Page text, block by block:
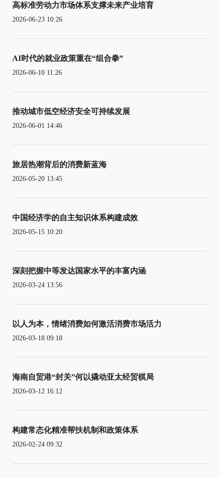
高标准劳动力市场体系支撑未来产业培育
2026-06-23 10:26
AI时代的就业政策重在“组合拳”
2026-06-10 11:26
推动城市低空经济安全可持续发展
2026-06-01 14:46
旅居热潮背后的消费新蓝海
2026-05-20 13:45
中国经济学的自主知识体系构建成效
2026-05-15 10:20
深刻把握中等发达国家水平的丰富内涵
2026-03-24 13:56
以人为本，情绪消费如何激活消费市场活力
2026-03-18 09:18
海南自贸港“封关”何以撬动亚太经贸棋局
2026-03-12 16:12
构建常态化精准帮扶机制和政策体系
2026-02-24 09:32